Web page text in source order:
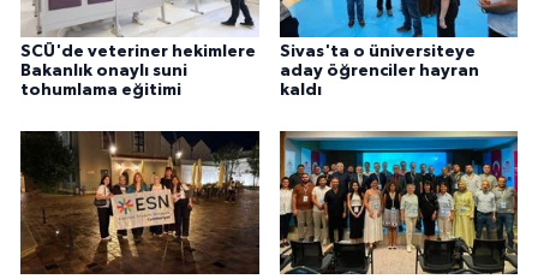
SCÜ'de veteriner hekimlere
Bakanlık onaylı suni
tohumlama eğitimi
Sivas'ta o üniversiteye
aday öğrenciler hayran
kaldı